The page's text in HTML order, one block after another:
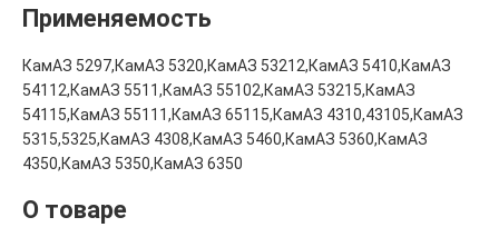
Применяемость
КамАЗ 5297,КамАЗ 5320,КамАЗ 53212,КамАЗ 5410,КамАЗ
54112,КамАЗ 5511,КамАЗ 55102,КамАЗ 53215,КамАЗ
54115,КамАЗ 55111,КамАЗ 65115,КамАЗ 4310,43105,КамАЗ
5315,5325,КамАЗ 4308,КамАЗ 5460,КамАЗ 5360,КамАЗ
4350,КамАЗ 5350,КамАЗ 6350
О товаре